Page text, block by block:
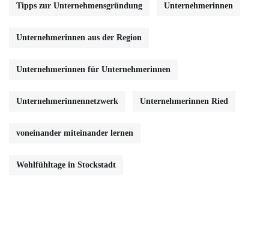
Tipps zur Unternehmensgründung Unternehmerinnen
Unternehmerinnen aus der Region
Unternehmerinnen für Unternehmerinnen
Unternehmerinnennetzwerk Unternehmerinnen Ried
voneinander miteinander lernen
Wohlfühltage in Stockstadt